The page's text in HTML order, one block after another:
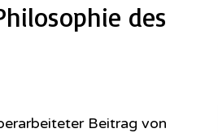
des
Beitrag von